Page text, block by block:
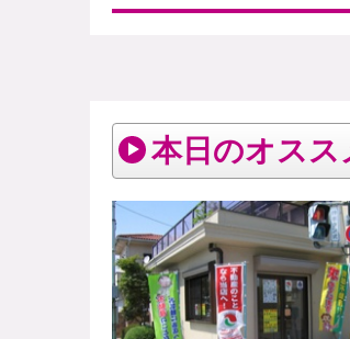
本日のオス